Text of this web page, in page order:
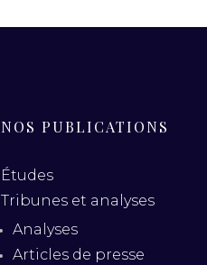
NOS PUBLICATIONS
Études
Tribunes et analyses
Analyses
Articles de presse